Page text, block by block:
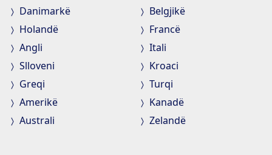
Danimarkë
Belgjikë
Holandë
Francë
Angli
Itali
Slloveni
Kroaci
Greqi
Turqi
Amerikë
Kanadë
Australi
Zelandë